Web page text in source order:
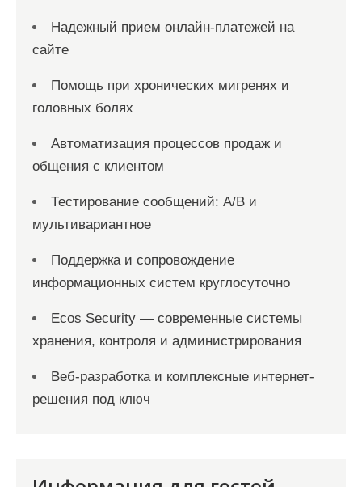
Надежный прием онлайн-платежей на
сайте
Помощь при хронических мигренях и
головных болях
Автоматизация процессов продаж и
общения с клиентом
Тестирование сообщений: A/B и
мультивариантное
Поддержка и сопровождение
информационных систем круглосуточно
Ecos Security — современные системы
хранения, контроля и администрирования
Веб-разработка и комплексные интернет-
решения под ключ